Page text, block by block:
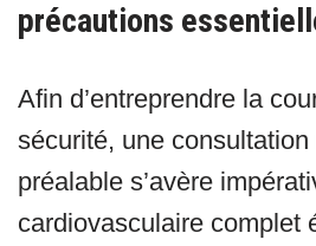
précautions
Afin d’entreprendre la
sécurité, une
préalable s’avère
cardiovasculaire complet